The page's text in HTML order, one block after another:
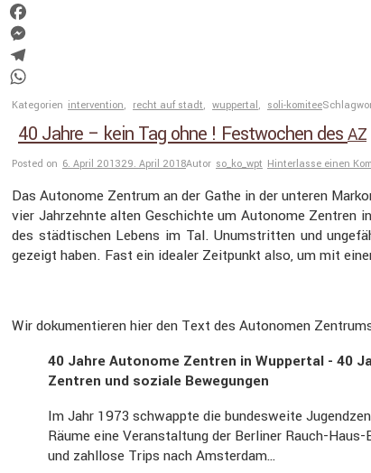
Twitter
Facebook
Messenger
Telegram
WhatsApp
Kategorien intervention, recht auf stadt, wuppertal, soli-komitee
40 Jahre – kein Tag ohne ! Festwochen desAZ
Posted on 6. April 201329. April 2018Autor so_ko_wpt Hinterlasse einen
Das Autonome Zentrum an der Gathe in der unteren
vier Jahrzehnte alten Geschichte um Autonome
des städti­schen Lebens im Tal. Unumstritten und
gezeigt haben. Fast ein idealer Zeitpunkt also, um mit
Wir dokumen­tieren hier den Text des Autonomen
40 Jahre Autonome Zentren in Wuppertal - 40
Zentren und soziale Bewegungen
Im Jahr 1973 schwappte die bundes­weite
Räume eine Veran­stal­tung der Berliner Rauch-
und zahllose Trips nach Amsterdam…